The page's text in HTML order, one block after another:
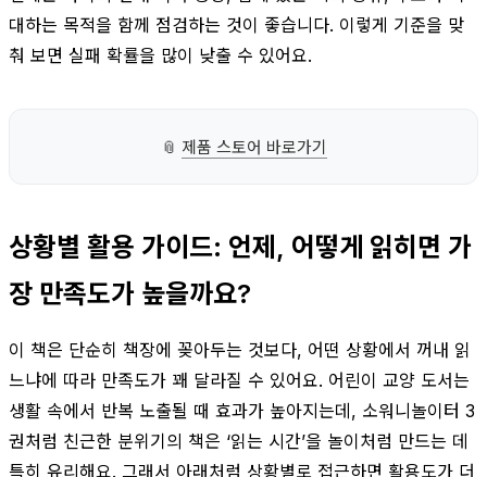
대하는 목적을 함께 점검하는 것이 좋습니다. 이렇게 기준을 맞
춰 보면 실패 확률을 많이 낮출 수 있어요.
📎 제품 스토어 바로가기
상황별 활용 가이드: 언제, 어떻게 읽히면 가
장 만족도가 높을까요?
이 책은 단순히 책장에 꽂아두는 것보다, 어떤 상황에서 꺼내 읽
느냐에 따라 만족도가 꽤 달라질 수 있어요. 어린이 교양 도서는
생활 속에서 반복 노출될 때 효과가 높아지는데, 소워니놀이터 3
권처럼 친근한 분위기의 책은 ‘읽는 시간’을 놀이처럼 만드는 데
특히 유리해요. 그래서 아래처럼 상황별로 접근하면 활용도가 더